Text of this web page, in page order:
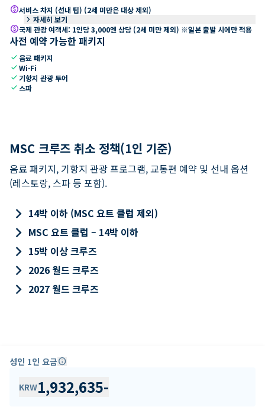
paid서비스 차지 (선내 팁) (2세 미만은 대상 제외)
keyboard_arrow_right 자세히 보기
paid국제 관광 여객세: 1인당 3,000엔 상당 (2세 미만 제외) ※일본 출발 시에만 적용
사전 예약 가능한 패키지
check 음료 패키지
checkWi-Fi
check 기항지 관광 투어
check 스파
MSC 크루즈 취소 정책(1인 기준)
음료 패키지, 기항지 관광 프로그램, 교통편 예약 및 선내 옵션
(레스토랑, 스파 등 포함).
keyboard_arrow_right 14박 이하 (MSC 요트 클럽 제외)
keyboard_arrow_right MSC 요트 클럽 – 14박 이하
keyboard_arrow_right 15박 이상 크루즈
keyboard_arrow_right 2026 월드 크루즈
keyboard_arrow_right 2027 월드 크루즈
성인 1인 요금info
KRW1,932,635-